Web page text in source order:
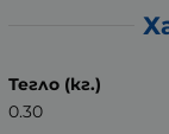
Тегло (кг.)
0.30